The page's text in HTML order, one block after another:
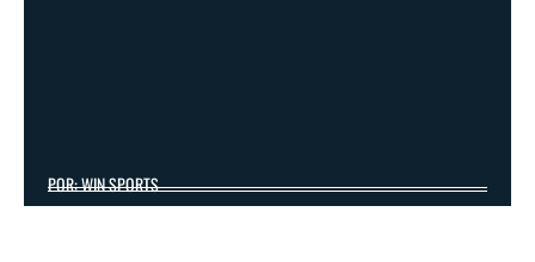
POR: WIN SPORTS